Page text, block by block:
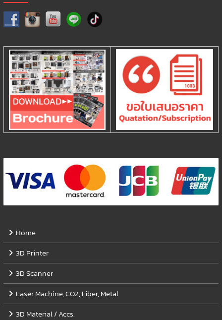
Home
3D Printer
3D Scanner
Laser Machine, CO2, Fiber, Metal
3D Material / Accs.